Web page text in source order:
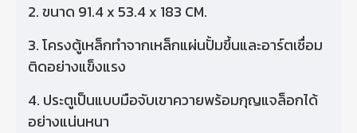
2. ขนาด 91.4 x 53.4 x 183 CM.
3. โครงตู้เหล็กทําจากเหล็กแผ่นปั้มขึ้นและอาร์ตเชื่อม
ติดอย่างแข็งแรง
4. ประตูเป็นแบบมือจับเขาควายพร้อมกุญแจล็อกได้
อย่างแน่นหนา